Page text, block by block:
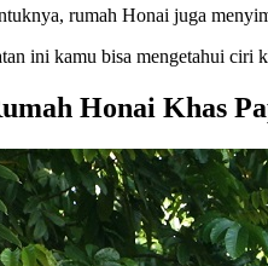
rumah Honai juga
ini kamu bisa mengetahui
Honai Khas